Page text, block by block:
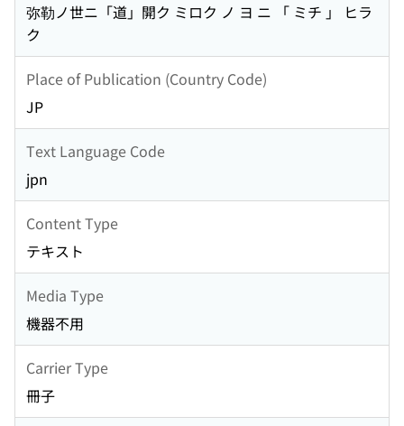
弥勒ノ世ニ「道」開ク ミロク ノ ヨ ニ 「 ミチ 」 ヒラ
ク
Place of Publication (Country Code)
JP
Text Language Code
jpn
Content Type
テキスト
Media Type
機器不用
Carrier Type
冊子